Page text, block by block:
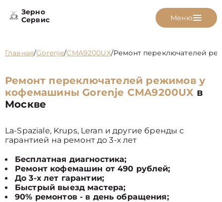
Зерно
Сервис
Меню
Главная/Gorenje/CMA9200UX/Ремонт переключателей
Ремонт переключателей режимов у
кофемашины Gorenje CMA9200UX в
Москве
La-Spaziale, Krups, Leran и другие бренды с
гарантией на ремонт до 3-х лет
Бесплатная диагностика;
Ремонт кофемашин от 490 рублей;
До 3-х лет гарантии;
Быстрый выезд мастера;
90% ремонтов - в день обращения;